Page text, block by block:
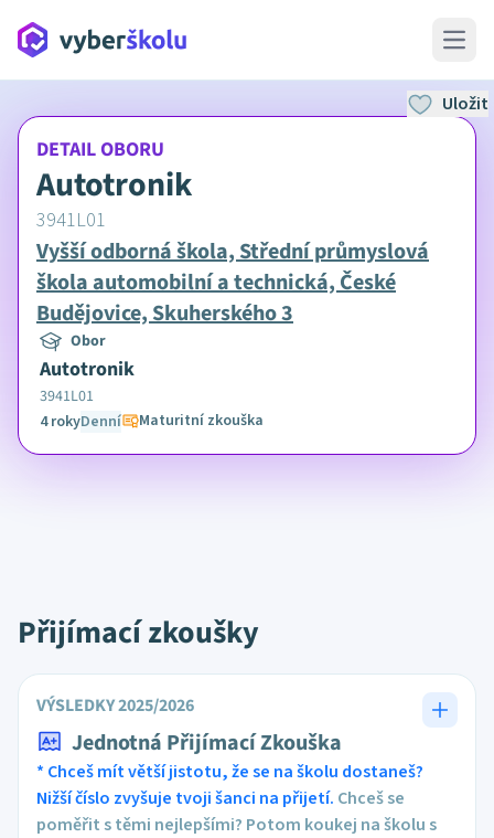
Open
DETAIL OBORU
Autotronik
3941L01
Vyšší odborná škola, Střední průmyslová
škola automobilní a technická, České
Budějovice, Skuherského 3
Obor
Autotronik
3941L01
4 rokyDenní Maturitní zkouška
Uložit
Přijímací zkoušky
VÝSLEDKY 2025/2026
Jednotná Přijímací Zkouška
* Chceš mít větší jistotu, že se na školu dostaneš?
Nižší číslo zvyšuje tvoji šanci na přijetí. Chceš se
poměřit s těmi nejlepšími? Potom koukej na školu s